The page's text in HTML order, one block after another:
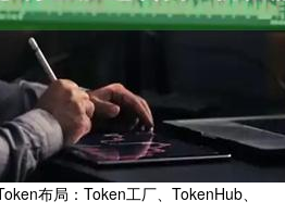
布局：Token工厂、TokenHub、